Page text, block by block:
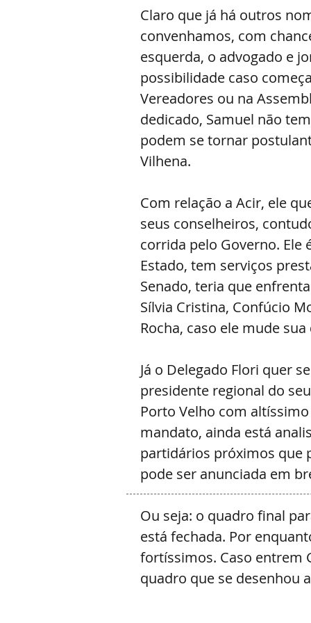
Claro que já há outros
convenhamos, com
esquerda, o advogado e
possibilidade caso
Vereadores ou na
dedicado, Samuel não
podem se tornar
Vilhena.
Com relação a Acir, ele
seus conselheiros,
corrida pelo Governo.
Estado, tem serviços
Senado, teria que
Sílvia Cristina, Confúcio
Rocha, caso ele mude
Já o Delegado Flori quer
presidente regional do
Porto Velho com
mandato, ainda está
partidários próximos que
pode ser anunciada em
Ou seja: o quadro final
está fechada. Por
fortíssimos. Caso entrem
quadro que se desenhou